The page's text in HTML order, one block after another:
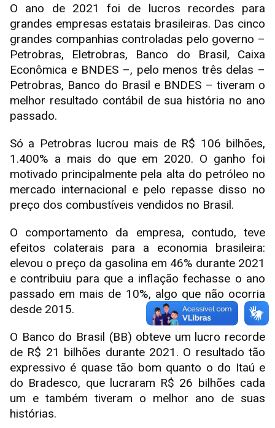
O ano de 2021 foi de lucros recordes para
grandes empresas estatais brasileiras. Das cinco
grandes companhias controladas pelo governo –
Petrobras, Eletrobras, Banco do Brasil, Caixa
Econômica e BNDES –, pelo menos três delas –
Petrobras, Banco do Brasil e BNDES – tiveram o
melhor resultado contábil de sua história no ano
passado.
Só a Petrobras lucrou mais de R$ 106 bilhões,
1.400% a mais do que em 2020. O ganho foi
motivado principalmente pela alta do petróleo no
mercado internacional e pelo repasse disso no
preço dos combustíveis vendidos no Brasil.
O comportamento da empresa, contudo, teve
efeitos colaterais para a economia brasileira:
elevou o preço da gasolina em 46% durante 2021
e contribuiu para que a inflação fechasse o ano
passado em mais de 10%, algo que não ocorria
desde 2015.
O Banco do Brasil (BB) obteve um lucro recorde
de R$ 21 bilhões durante 2021. O resultado tão
expressivo é quase tão bom quanto o do Itaú e
do Bradesco, que lucraram R$ 26 bilhões cada
um e também tiveram o melhor ano de suas
histórias.